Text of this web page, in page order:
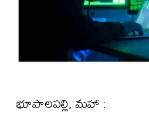
భూపాలపల్లి, మహా :